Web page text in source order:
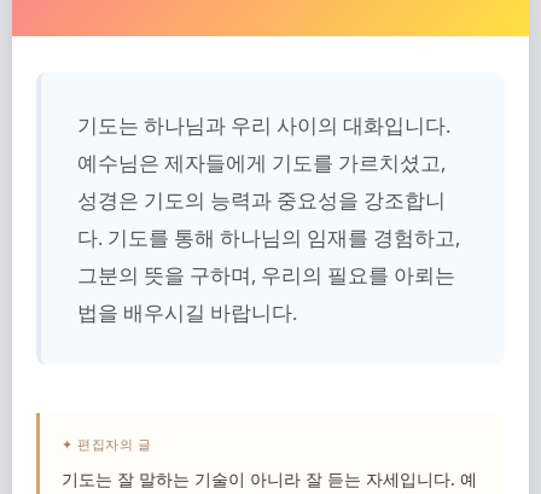
기도는 하나님과 우리 사이의 대화입니다.
예수님은 제자들에게 기도를 가르치셨고,
성경은 기도의 능력과 중요성을 강조합니
다. 기도를 통해 하나님의 임재를 경험하고,
그분의 뜻을 구하며, 우리의 필요를 아뢰는
법을 배우시길 바랍니다.
✦ 편집자의 글
기도는 잘 말하는 기술이 아니라 잘 듣는 자세입니다. 예